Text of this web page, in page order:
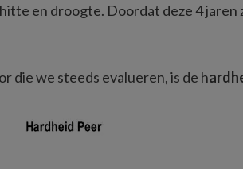
en droogte. Doordat deze 4
die we steeds evalueren, is de h